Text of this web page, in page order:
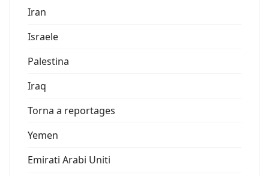
Iran
Israele
Palestina
Iraq
Torna a reportages
Yemen
Emirati Arabi Uniti